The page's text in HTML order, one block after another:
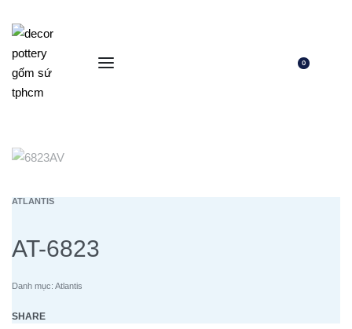
0
ATLANTIS
AT-6823
Danh mục: Atlantis
SHARE